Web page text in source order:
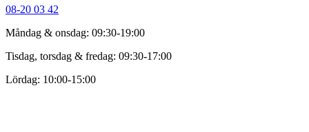
08-20 03 42
Måndag & onsdag: 09:30-19:00
Tisdag, torsdag & fredag: 09:30-17:00
Lördag: 10:00-15:00